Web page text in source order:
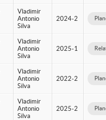
Vladimir
Antonio
Silva
2024-2
Vladimir
Antonio
Silva
2025-1
Vladimir
Antonio
Silva
2022-2
Vladimir
Antonio
Silva
2025-2